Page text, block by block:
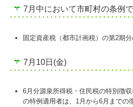
7月中において市町村の条例
固定資産税（都市計画税）の第2期
7月10日(金)
6月分源泉所得税・住民税の特別徴
の特例適用者は、1月から6月までの